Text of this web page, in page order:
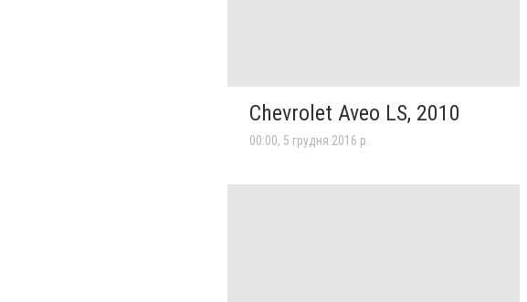
Chevrolet Aveo LS, 2010
00:00, 5 грудня 2016 р.